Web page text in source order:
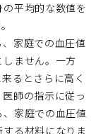
平均的な数値を
、家庭での血圧値
ません。一方
るとさらに高く
師の指示に従っ
家庭での血圧値
る材料になりま